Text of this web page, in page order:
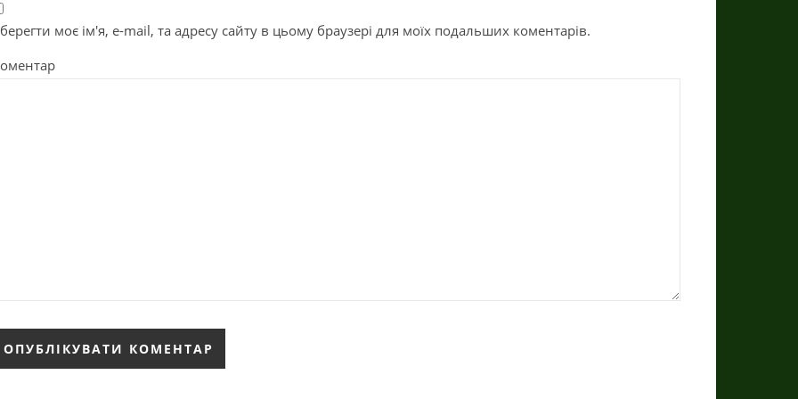
моє ім'я, e-mail, та адресу сайту в цьому браузері для моїх подальших коментарів.